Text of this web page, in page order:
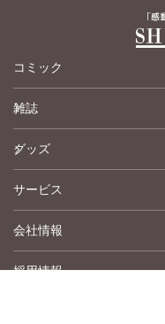
コミック
少女コミック
女性コミック
ペットコミック
青年コミック
英語版コミック
雑誌
グッズ
サービス
詳細検索
履歴
会社情報
トップメッセージ
採用情報